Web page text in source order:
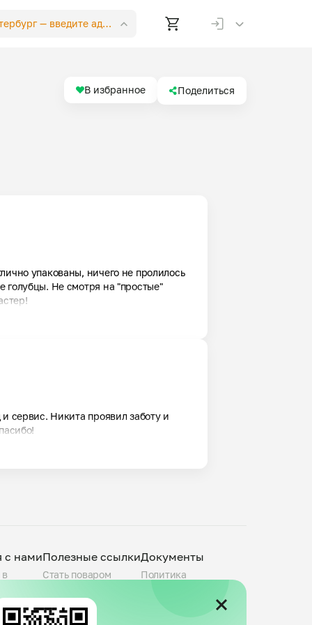
—введите адрес
В избранное Поделиться
упакованы, ничего не пролилось
Не смотря на "простые"
сервис. Никита проявил заботу и
с намиПолезные ссылки
Стать поваром
Города присутствия
Telegram-канал
Документы
Политика
Пользовательское
соглашение